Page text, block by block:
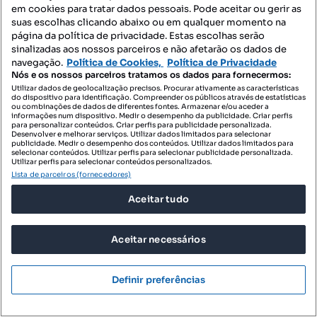
450 €8,78 €/m²
Loja para arrendamento
Preço por metro quadrado
51.25 m²
Grupo Origem
em cookies para tratar dados pessoais. Pode aceitar ou gerir as
suas escolhas clicando abaixo ou em qualquer momento na
página da política de privacidade. Estas escolhas serão
sinalizadas aos nossos parceiros e não afetarão os dados de
navegação. Política de Cookies, Política de Privacidade
Nós e os nossos parceiros tratamos os dados para fornecermos:
Utilizar dados de geolocalização precisos. Procurar ativamente as características
do dispositivo para identificação. Compreender os públicos através de estatísticas
ou combinações de dados de diferentes fontes. Armazenar e/ou aceder a
informações num dispositivo. Medir o desempenho da publicidade. Criar perfis
para personalizar conteúdos. Criar perfis para publicidade personalizada.
Desenvolver e melhorar serviços. Utilizar dados limitados para selecionar
publicidade. Medir o desempenho dos conteúdos. Utilizar dados limitados para
selecionar conteúdos. Utilizar perfis para selecionar publicidade personalizada.
Utilizar perfis para selecionar conteúdos personalizados.
Lista de parceiros (fornecedores)
Aceitar tudo
Aceitar necessários
Definir preferências